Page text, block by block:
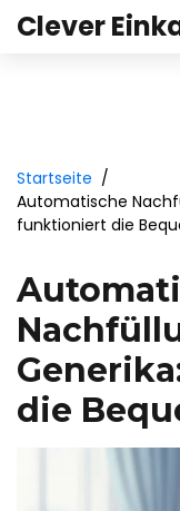
Startseite
Automatische
funktioniert die
die